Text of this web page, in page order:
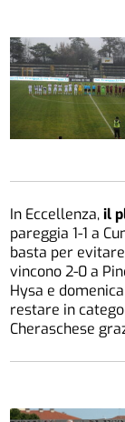
In Eccellenza,il
pareggia 1-1 a
basta per
vincono 2-0 a
Hysa e
restare in
Cheraschese